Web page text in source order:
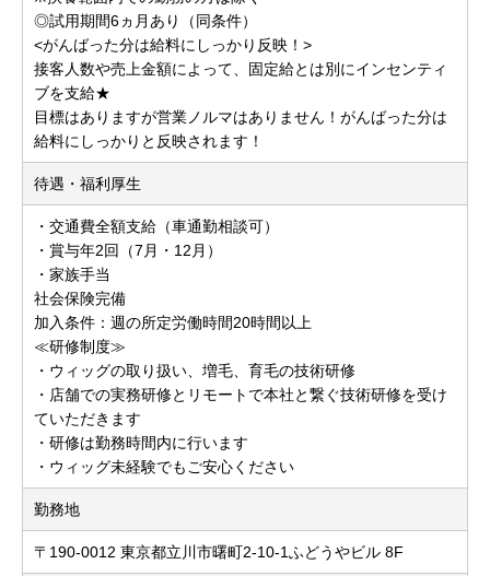
◎試用期間6ヵ月あり（同条件）
<がんばった分は給料にしっかり反映！>
接客人数や売上金額によって、固定給とは別にインセンティ
ブを支給★
目標はありますが営業ノルマはありません！がんばった分は
給料にしっかりと反映されます！
待遇・福利厚生
・交通費全額支給（車通勤相談可）
・賞与年2回（7月・12月）
・家族手当
社会保険完備
加入条件：週の所定労働時間20時間以上
≪研修制度≫
・ウィッグの取り扱い、増毛、育毛の技術研修
・店舗での実務研修とリモートで本社と繋ぐ技術研修を受け
ていただきます
・研修は勤務時間内に行います
・ウィッグ未経験でもご安心ください
勤務地
〒190-0012 東京都立川市曙町2-10-1ふどうやビル 8F